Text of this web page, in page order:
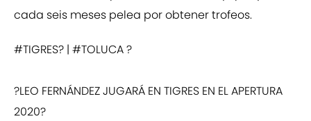
cada seis meses pelea por obtener trofeos.
#TIGRES? | #TOLUCA?
?LEO FERNÁNDEZ JUGARÁ EN TIGRES EN EL APERTURA
2020?